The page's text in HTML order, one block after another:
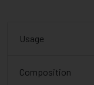
Usage
Composition